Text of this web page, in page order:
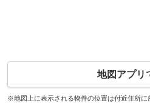
地図アプリ
※地図上に表示される物件の位置は付近住所